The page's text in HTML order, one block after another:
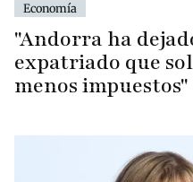
Economía
"Andorra ha
expatriado que
menos impuestos"